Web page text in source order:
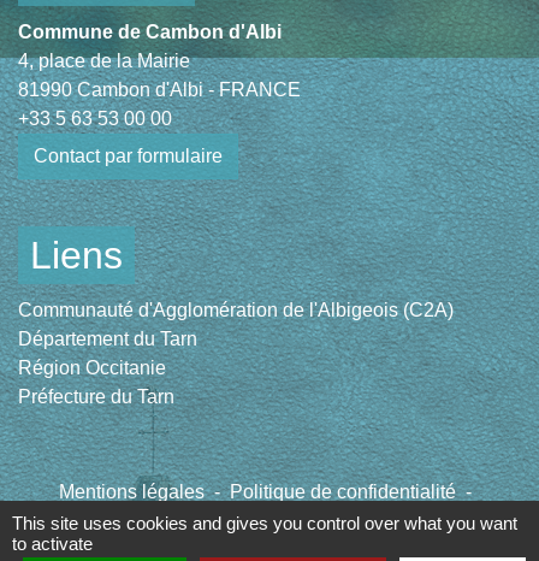
Commune de Cambon d'Albi
4, place de la Mairie
81990 Cambon d'Albi - FRANCE
+33 5 63 53 00 00
Contact par formulaire
Liens
Communauté d'Agglomération de l'Albigeois (C2A)
Département du Tarn
Région Occitanie
Préfecture du Tarn
Mentions légales - Politique de confidentialité -
Accessibilité - Plan du site - Gestion des cookies
This site uses cookies and gives you control over what you want
to activate